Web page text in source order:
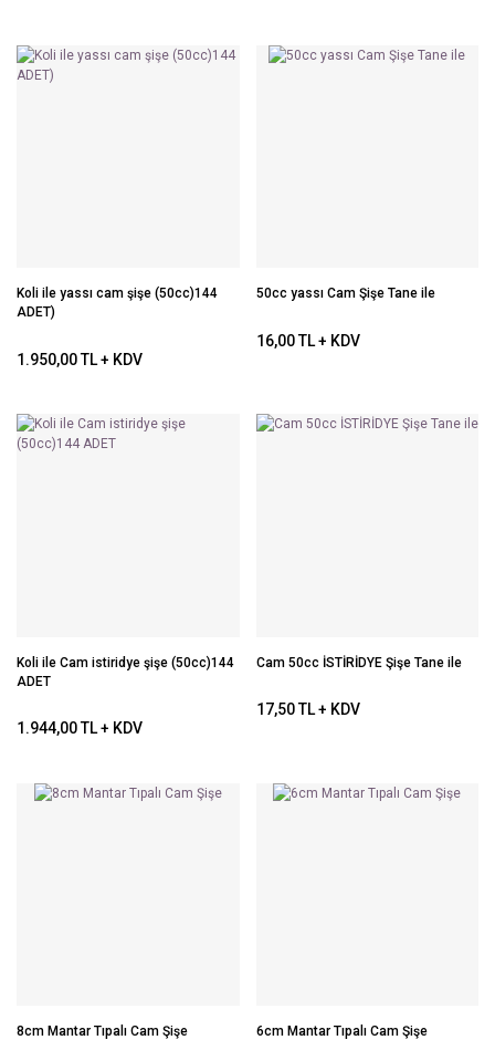
Koli ile yassı cam şişe (50cc)144
ADET)
1.950,00 TL + KDV
50cc yassı Cam Şişe Tane ile
16,00 TL + KDV
Koli ile Cam istiridye şişe (50cc)144
ADET
1.944,00 TL + KDV
Cam 50cc İSTİRİDYE Şişe Tane ile
17,50 TL + KDV
8cm Mantar Tıpalı Cam Şişe 6cm Mantar Tıpalı Cam Şişe